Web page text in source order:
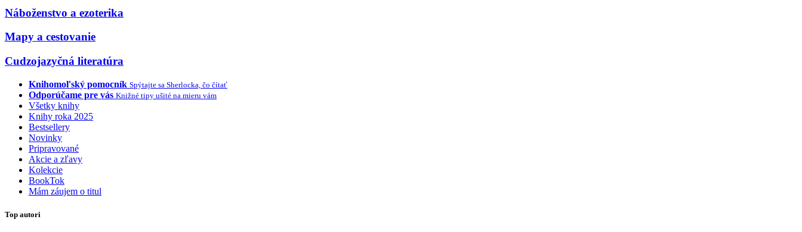
Náboženstvo a ezoterika
Mapy a cestovanie
Cudzojazyčná literatúra
Knihomoľský pomocník Spýtajte sa Sherlocka, čo čítať
Odporúčame pre vás Knižné tipy ušité na mieru vám
Všetky knihy
Knihy roka 2025
Bestsellery
Novinky
Pripravované
Akcie a zľavy
Kolekcie
BookTok
Mám záujem o titul
Top autori